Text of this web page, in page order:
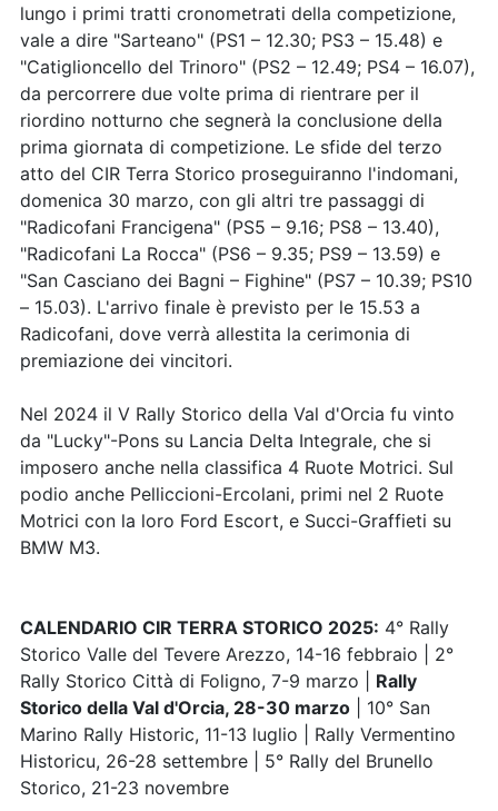
lungo i primi tratti cronometrati della competizione,
vale a dire "Sarteano" (PS1 – 12.30; PS3 – 15.48) e
"Catiglioncello del Trinoro" (PS2 – 12.49; PS4 – 16.07),
da percorrere due volte prima di rientrare per il
riordino notturno che segnerà la conclusione della
prima giornata di competizione. Le sfide del terzo
atto del CIR Terra Storico proseguiranno l'indomani,
domenica 30 marzo, con gli altri tre passaggi di
"Radicofani Francigena" (PS5 – 9.16; PS8 – 13.40),
"Radicofani La Rocca" (PS6 – 9.35; PS9 – 13.59) e
"San Casciano dei Bagni – Fighine" (PS7 – 10.39; PS10
– 15.03). L'arrivo finale è previsto per le 15.53 a
Radicofani, dove verrà allestita la cerimonia di
premiazione dei vincitori.
Nel 2024 il V Rally Storico della Val d'Orcia fu vinto
da "Lucky"-Pons su Lancia Delta Integrale, che si
imposero anche nella classifica 4 Ruote Motrici. Sul
podio anche Pelliccioni-Ercolani, primi nel 2 Ruote
Motrici con la loro Ford Escort, e Succi-Graffieti su
BMW M3.
CALENDARIO CIR TERRA STORICO 2025: 4° Rally
Storico Valle del Tevere Arezzo, 14-16 febbraio | 2°
Rally Storico Città di Foligno, 7-9 marzo | Rally
Storico della Val d'Orcia, 28-30 marzo | 10° San
Marino Rally Historic, 11-13 luglio | Rally Vermentino
Historicu, 26-28 settembre | 5° Rally del Brunello
Storico, 21-23 novembre